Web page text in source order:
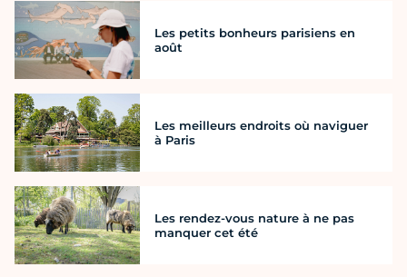
Les petits bonheurs parisiens en
août
Les meilleurs endroits où naviguer
à Paris
Les rendez-vous nature à ne pas
manquer cet été